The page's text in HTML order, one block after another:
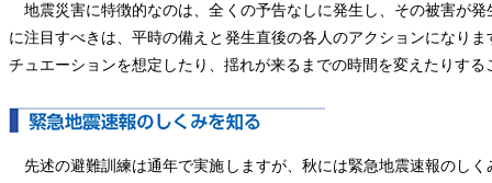
地震災害に特徴的なのは、全くの予告なしに発生し、その被害が
に注目すべきは、平時の備えと発生直後の各人のアクションになり
チュエーションを想定したり、揺れが来るまでの時間を変えたりす
先述の避難訓練は通年で実施しますが、秋には緊急地震速報のし